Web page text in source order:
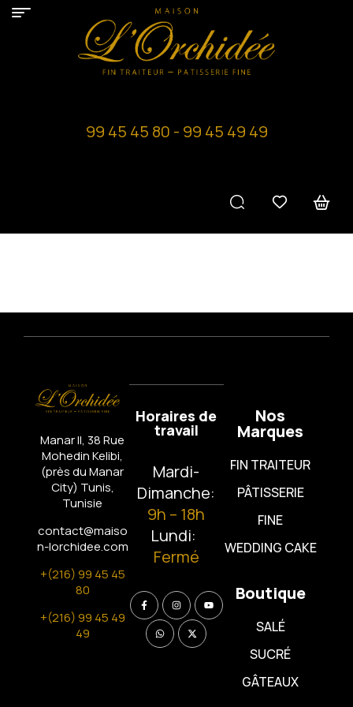
99 45 45 80 - 99 45 49 49
Manar II, 38 Rue
Mohedin Kelibi,
(près du Manar
City) Tunis,
Tunisie
contact@maiso
n-lorchidee.com
+(216) 99 45 45
80
+(216) 99 45 49
49
Nos
Marques
FIN TRAITEUR
PÂTISSERIE
FINE
WEDDING CAKE
Boutique
SALÉ
SUCRÉ
GÂTEAUX
Horaires de
travail
Mardi-
Dimanche:
9h – 18h
Lundi:
Fermé